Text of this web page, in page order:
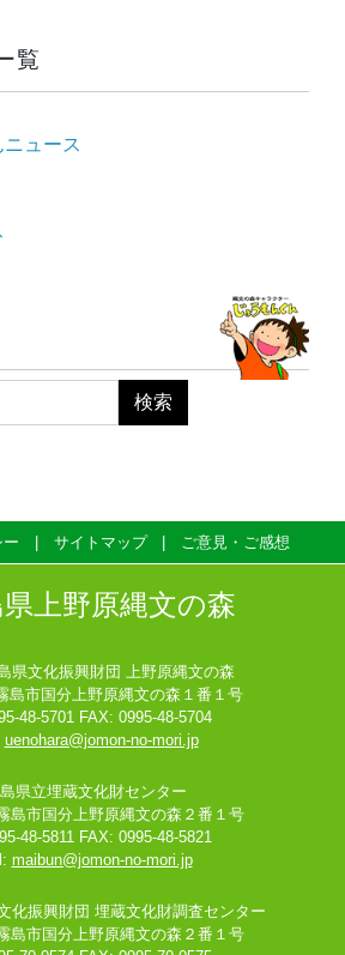
覧
ュース
サイトマップ ご意見・ご感想
県上野原縄文の森
県文化振興財団 上野原縄文の森
島市国分上野原縄文の森１番１号
48-5701 FAX: 0995-48-5704
uenohara@jomon-no-mori.jp
県立埋蔵文化財センター
島市国分上野原縄文の森２番１号
48-5811 FAX: 0995-48-5821
maibun@jomon-no-mori.jp
化振興財団 埋蔵文化財調査センター
島市国分上野原縄文の森２番１号